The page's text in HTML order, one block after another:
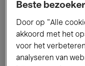
Voor iedereen
Beste
Door op “Alle
akkoord met het
voor het
analyseren van